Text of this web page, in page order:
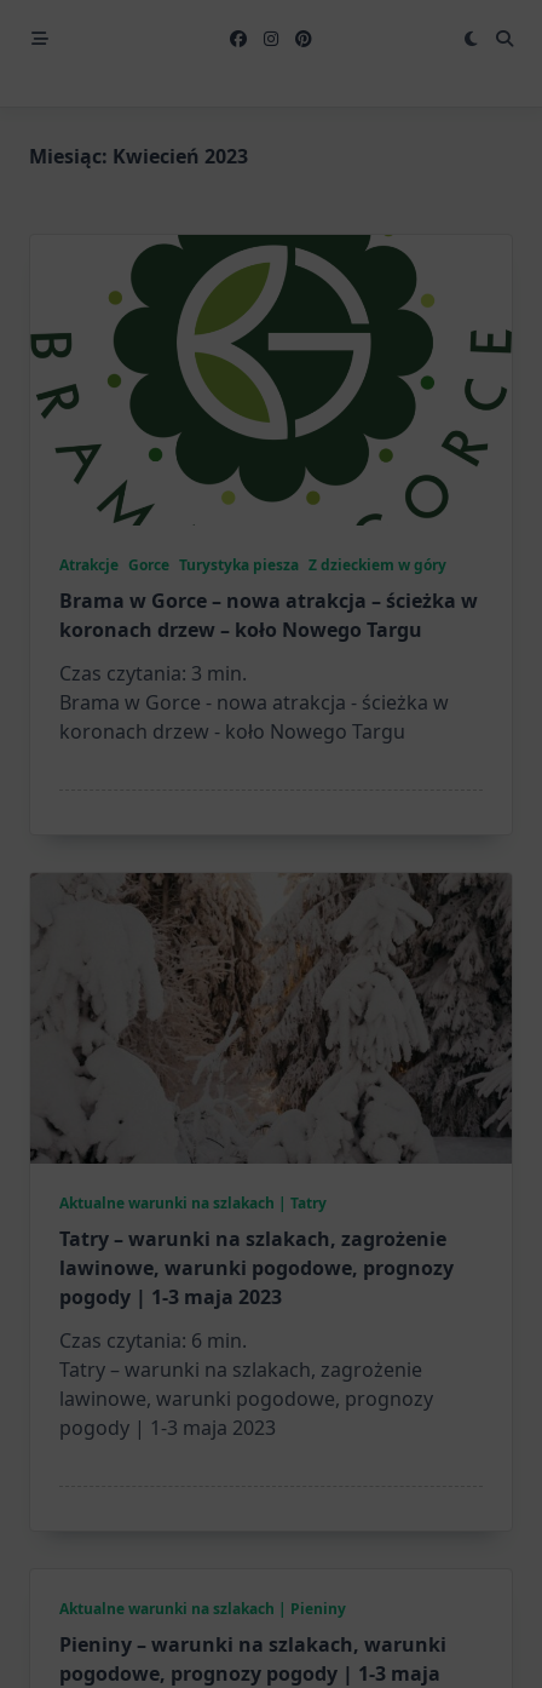
Miesiąc: Kwiecień 2023
Atrakcje Gorce Turystyka piesza Z dzieckiem w góry
Brama w Gorce – nowa atrakcja – ścieżka w
koronach drzew – koło Nowego Targu
Czas czytania: 3 min.
Brama w Gorce - nowa atrakcja - ścieżka w
koronach drzew - koło Nowego Targu
Aktualne warunki na szlakach | Tatry
Tatry – warunki na szlakach, zagrożenie
lawinowe, warunki pogodowe, prognozy
pogody | 1-3 maja 2023
Czas czytania: 6 min.
Tatry – warunki na szlakach, zagrożenie
lawinowe, warunki pogodowe, prognozy
pogody | 1-3 maja 2023
Aktualne warunki na szlakach | Pieniny
Pieniny – warunki na szlakach, warunki
pogodowe, prognozy pogody | 1-3 maja